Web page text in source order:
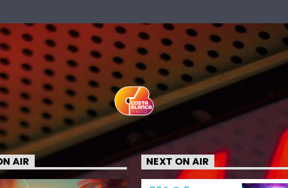
AIR NEXT ON AIR